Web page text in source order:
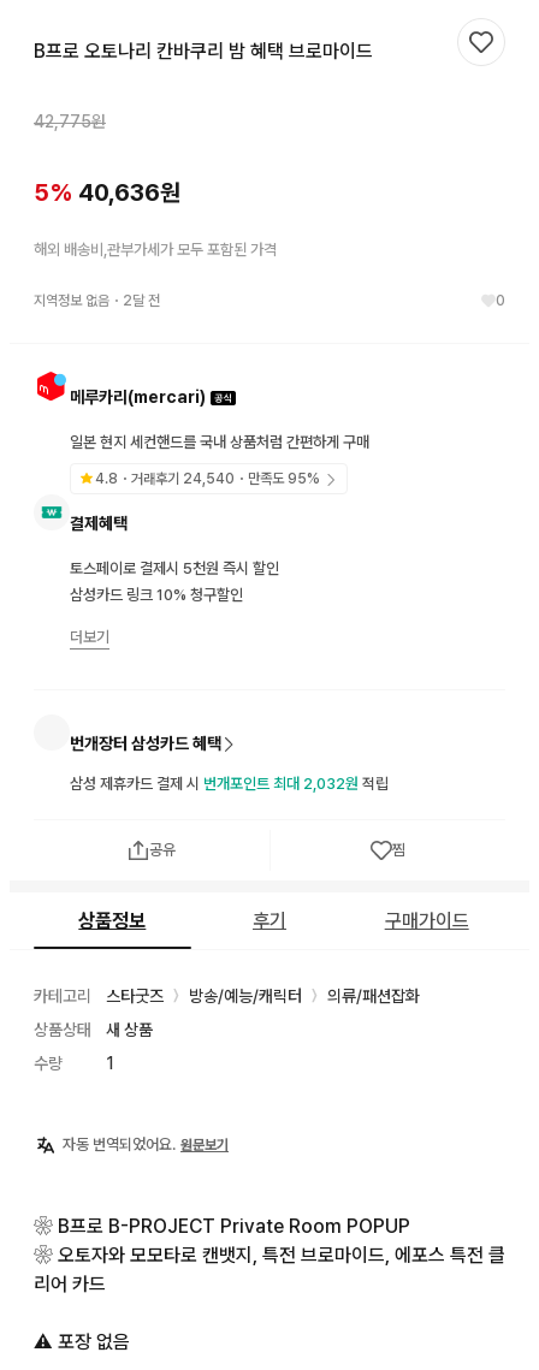
B프로 오토나리 칸바쿠리 밤 혜택 브로마이드
42,775원
5% 40,636원
해외 배송비,관부가세가 모두 포함된 가격
지역정보 없음 ・ 2달 전 0
메루카리(mercari)
일본 현지 세컨핸드를 국내 상품처럼 간편하게 구매
4.8 ・거래후기 24,540 ・만족도95%
결제혜택
토스페이로 결제시 5천원 즉시 할인
삼성카드 링크 10% 청구할인
더보기
번개장터 삼성카드 혜택
삼성 제휴카드 결제 시 번개포인트 최대 2,032원 적립
찜하기
공유 찜
상품정보 후기 구매가이드
카테고리 스타굿즈 〉 방송/예능/캐릭터 〉
의류/패션잡화
상품상태
새 상품
수량
1
자동 번역되었어요. 원문보기
❀ B프로 B-PROJECT Private Room POPUP
❀ 오토자와 모모타로 캔뱃지, 특전 브로마이드, 에포스 특전 클
리어 카드
⚠ 포장 없음